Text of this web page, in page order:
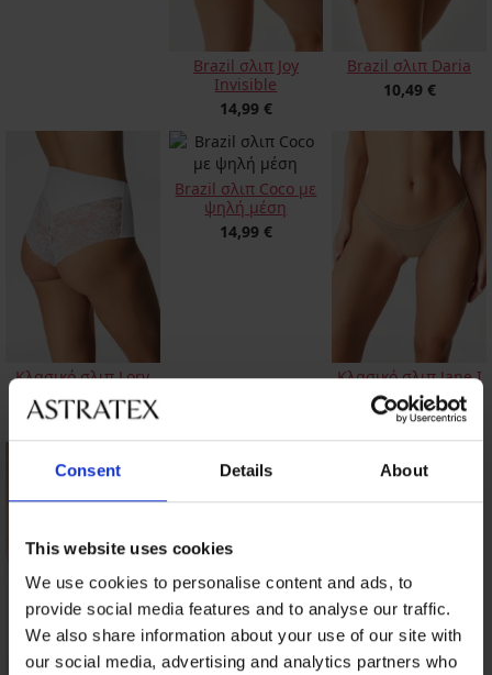
Consent Details About
This website uses cookies
We use cookies to personalise content and ads, to
provide social media features and to analyse our traffic.
We also share information about your use of our site with
our social media, advertising and analytics partners who
Brazil σλιπ Joy
Invisible
14,99 €
Brazil σλιπ Daria
10,49 €
Κλασικό σλιπ Lory
ψηλόμεσο
10,99 €
Brazil σλιπ Coco με
ψηλή μέση
14,99 €
Κλασικό σλιπ Jane Ι
με μοντάλ
6,89 €